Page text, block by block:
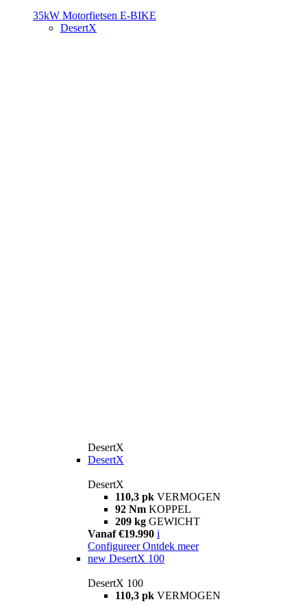
35kW Motorfietsen E-BIKE
DesertX
DesertX
DesertX
DesertX
110,3 pk VERMOGEN
92 Nm KOPPEL
209 kg GEWICHT
Vanaf €19.990 i
Configureer Ontdek meer
new DesertX 100
DesertX 100
110,3 pk VERMOGEN